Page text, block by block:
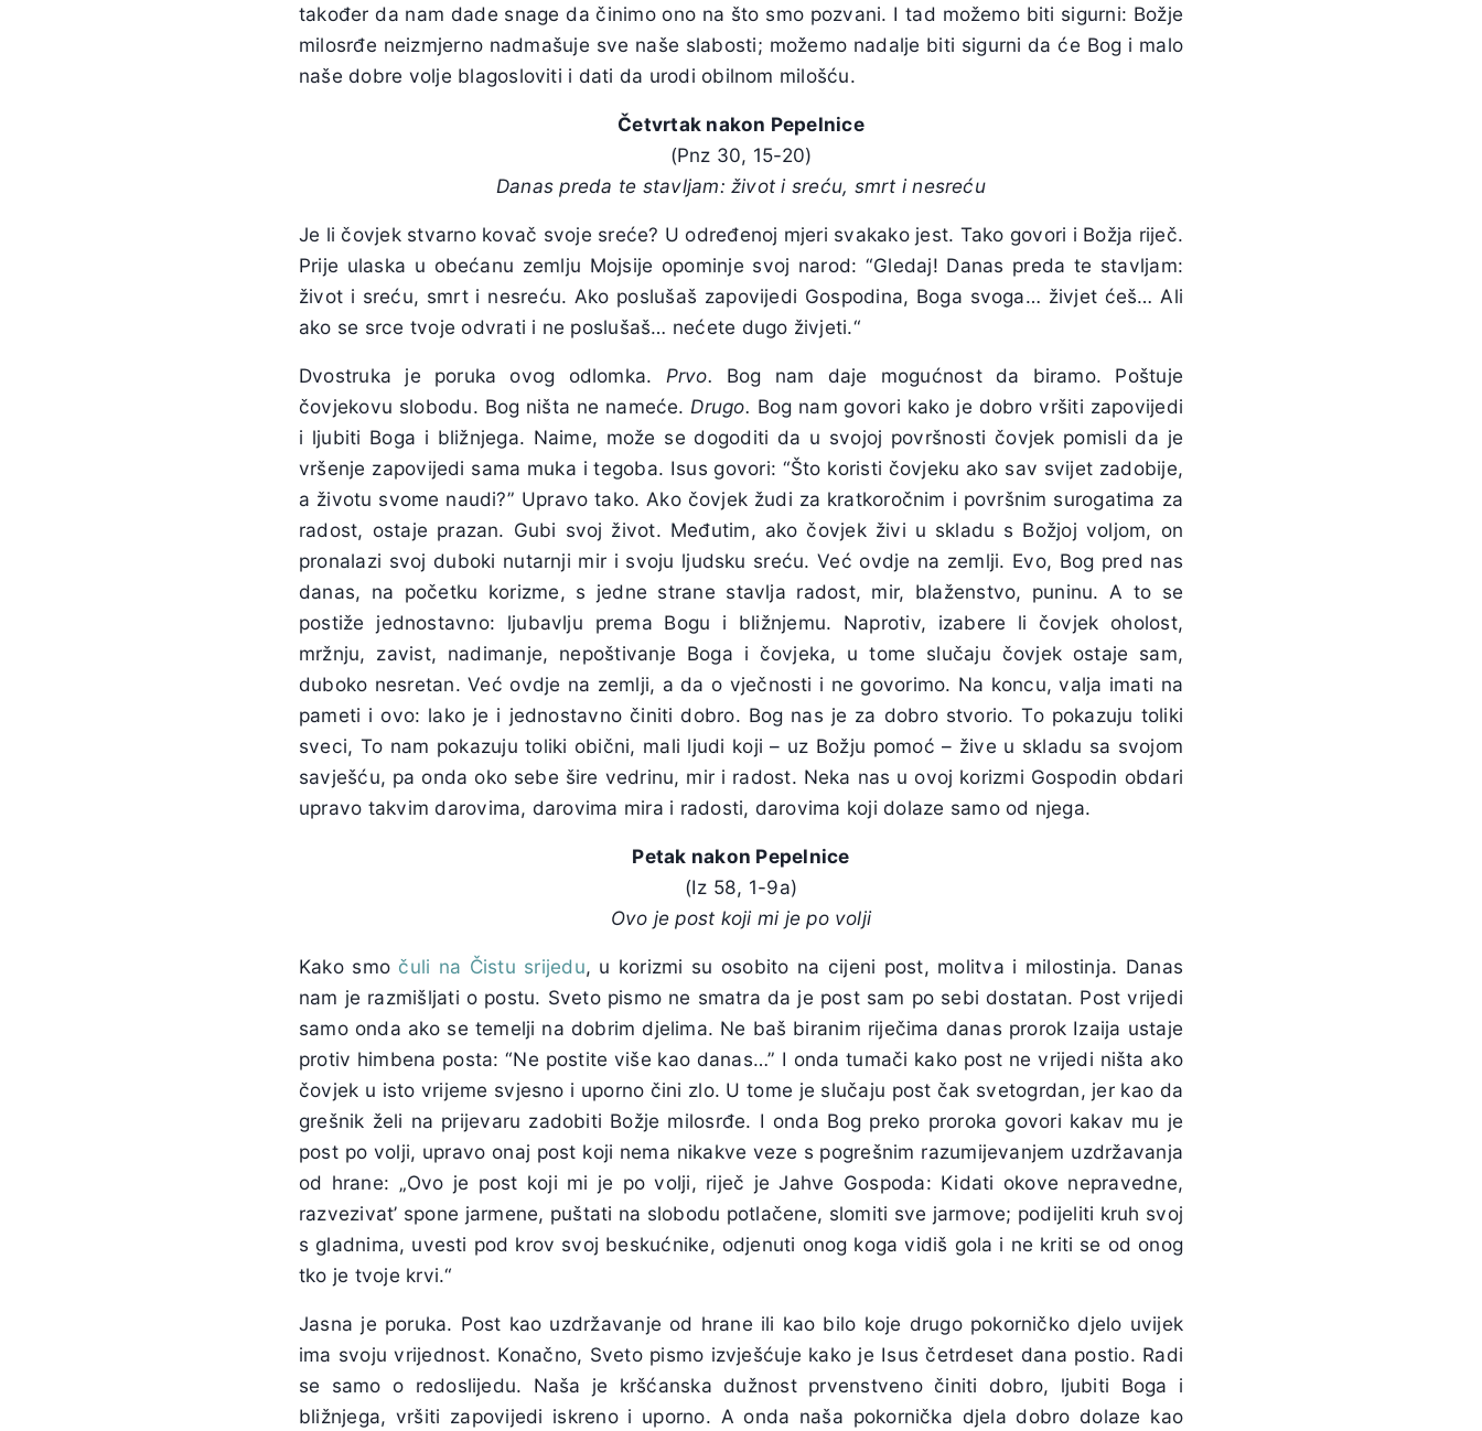
također da nam dade snage da činimo ono na što smo pozvani. I tad možemo biti sigurni: Božje
milosrđe neizmjerno nadmašuje sve naše slabosti; možemo nadalje biti sigurni da će Bog i malo
naše dobre volje blagosloviti i dati da urodi obilnom milošću.
Četvrtak nakon Pepelnice
(Pnz 30, 15-20)
Danas preda te stavljam: život i sreću, smrt i nesreću
Je li čovjek stvarno kovač svoje sreće? U određenoj mjeri svakako jest. Tako govori i Božja riječ.
Prije ulaska u obećanu zemlju Mojsije opominje svoj narod: “Gledaj! Danas preda te stavljam:
život i sreću, smrt i nesreću. Ako poslušaš zapovijedi Gospodina, Boga svoga… živjet ćeš… Ali
ako se srce tvoje odvrati i ne poslušaš… nećete dugo živjeti.“
Dvostruka je poruka ovog odlomka. Prvo. Bog nam daje mogućnost da biramo. Poštuje
čovjekovu slobodu. Bog ništa ne nameće. Drugo. Bog nam govori kako je dobro vršiti zapovijedi
i ljubiti Boga i bližnjega. Naime, može se dogoditi da u svojoj površnosti čovjek pomisli da je
vršenje zapovijedi sama muka i tegoba. Isus govori: “Što koristi čovjeku ako sav svijet zadobije,
a životu svome naudi?” Upravo tako. Ako čovjek žudi za kratkoročnim i površnim surogatima za
radost, ostaje prazan. Gubi svoj život. Međutim, ako čovjek živi u skladu s Božjoj voljom, on
pronalazi svoj duboki nutarnji mir i svoju ljudsku sreću. Već ovdje na zemlji. Evo, Bog pred nas
danas, na početku korizme, s jedne strane stavlja radost, mir, blaženstvo, puninu. A to se
postiže jednostavno: ljubavlju prema Bogu i bližnjemu. Naprotiv, izabere li čovjek oholost,
mržnju, zavist, nadimanje, nepoštivanje Boga i čovjeka, u tome slučaju čovjek ostaje sam,
duboko nesretan. Već ovdje na zemlji, a da o vječnosti i ne govorimo. Na koncu, valja imati na
pameti i ovo: lako je i jednostavno činiti dobro. Bog nas je za dobro stvorio. To pokazuju toliki
sveci, To nam pokazuju toliki obični, mali ljudi koji – uz Božju pomoć – žive u skladu sa svojom
savješću, pa onda oko sebe šire vedrinu, mir i radost. Neka nas u ovoj korizmi Gospodin obdari
upravo takvim darovima, darovima mira i radosti, darovima koji dolaze samo od njega.
Petak nakon Pepelnice
(Iz 58, 1-9a)
Ovo je post koji mi je po volji
Kako smo čuli na Čistu srijedu, u korizmi su osobito na cijeni post, molitva i milostinja. Danas
nam je razmišljati o postu. Sveto pismo ne smatra da je post sam po sebi dostatan. Post vrijedi
samo onda ako se temelji na dobrim djelima. Ne baš biranim riječima danas prorok Izaija ustaje
protiv himbena posta: “Ne postite više kao danas…” I onda tumači kako post ne vrijedi ništa ako
čovjek u isto vrijeme svjesno i uporno čini zlo. U tome je slučaju post čak svetogrdan, jer kao da
grešnik želi na prijevaru zadobiti Božje milosrđe. I onda Bog preko proroka govori kakav mu je
post po volji, upravo onaj post koji nema nikakve veze s pogrešnim razumijevanjem uzdržavanja
od hrane: „Ovo je post koji mi je po volji, riječ je Jahve Gospoda: Kidati okove nepravedne,
razvezivat’ spone jarmene, puštati na slobodu potlačene, slomiti sve jarmove; podijeliti kruh svoj
s gladnima, uvesti pod krov svoj beskućnike, odjenuti onog koga vidiš gola i ne kriti se od onog
tko je tvoje krvi.“
Jasna je poruka. Post kao uzdržavanje od hrane ili kao bilo koje drugo pokorničko djelo uvijek
ima svoju vrijednost. Konačno, Sveto pismo izvješćuje kako je Isus četrdeset dana postio. Radi
se samo o redoslijedu. Naša je kršćanska dužnost prvenstveno činiti dobro, ljubiti Boga i
bližnjega, vršiti zapovijedi iskreno i uporno. A onda naša pokornička djela dobro dolaze kao